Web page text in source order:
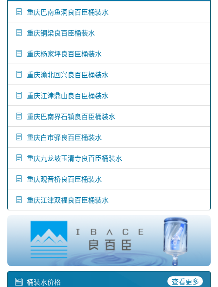
重庆巴南鱼洞良百臣桶装水
重庆铜梁良百臣桶装水
重庆杨家坪良百臣桶装水
重庆渝北回兴良百臣桶装水
重庆江津鼎山良百臣桶装水
重庆巴南界石镇良百臣桶装水
重庆白市驿良百臣桶装水
重庆九龙坡玉清寺良百臣桶装水
重庆观音桥良百臣桶装水
重庆江津双福良百臣桶装水
桶装水价格 查看更多